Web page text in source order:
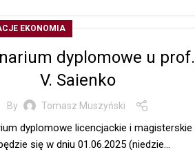
EKONOMIA
dyplomowe u prof.
V. Saienko
By Tomasz Muszyński
dyplomowe licencjackie i magisterskie
się w dniu 01.06.2025 (niedzie...